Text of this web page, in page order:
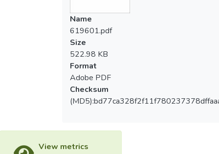
Name
619601.pdf
Size
522.98 KB
Format
Adobe PDF
Checksum
View metrics